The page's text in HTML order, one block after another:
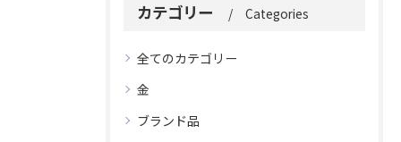
カテゴリー Categories
全てのカテゴリー
金
ブランド品